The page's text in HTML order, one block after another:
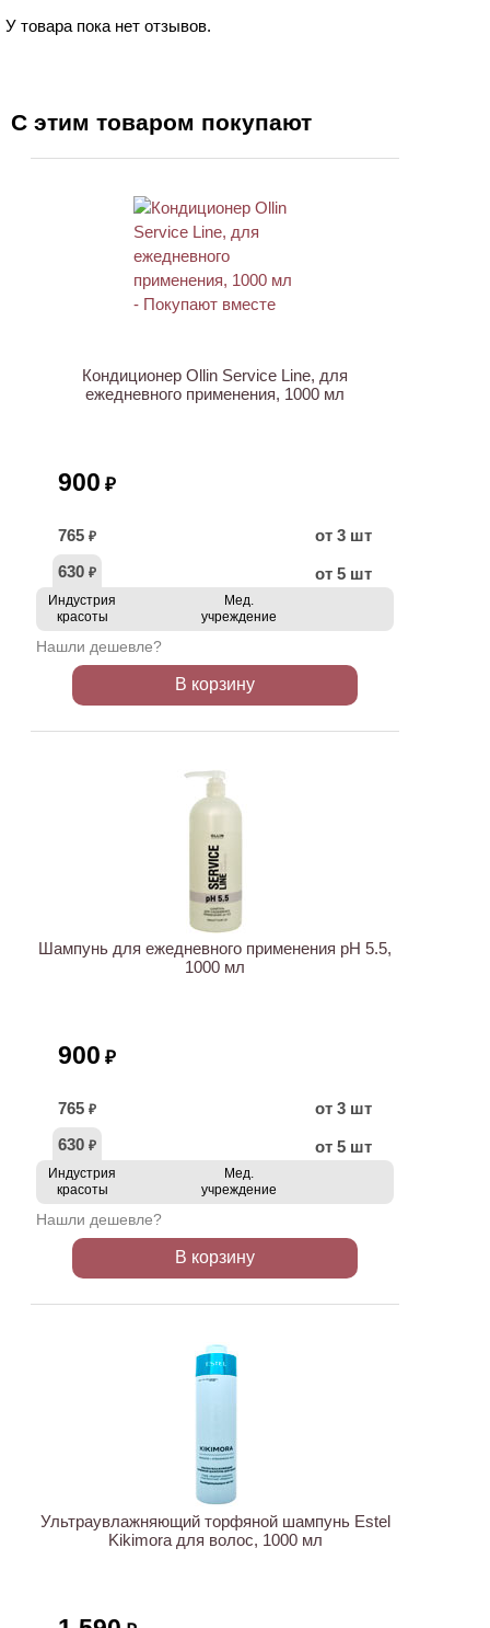
У товара пока нет отзывов.
С этим товаром покупают
Кондиционер Ollin Service Line, для
ежедневного применения, 1000 мл
900 ₽
765 ₽
от 3 шт
630 ₽ от 5 шт
Индустрия
красоты
Мед.
учреждение
Нашли дешевле?
В корзину
Шампунь для ежедневного применения pH 5.5,
1000 мл
900 ₽
765 ₽
от 3 шт
630 ₽ от 5 шт
Индустрия
красоты
Мед.
учреждение
Нашли дешевле?
В корзину
Ультраувлажняющий торфяной шампунь Estel
Kikimora для волос, 1000 мл